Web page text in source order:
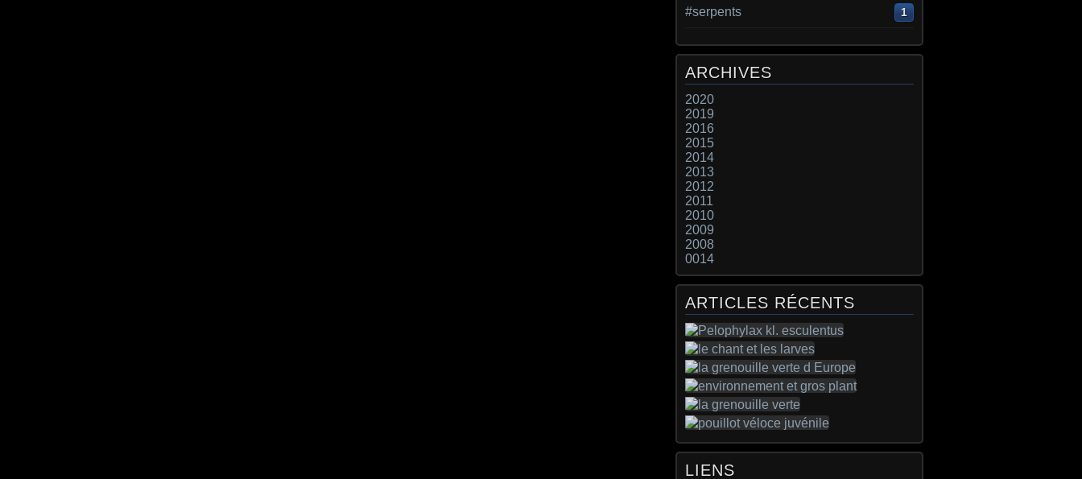
#serpents 1
ARCHIVES
2020
2019
2016
2015
2014
2013
2012
2011
2010
2009
2008
0014
ARTICLES RÉCENTS
LIENS